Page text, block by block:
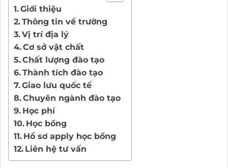
Giới thiệu
Thông tin về trường
Vị trí địa lý
Cơ sở vật chất
Chất lượng đào tạo
Thành tích đào tạo
Giao lưu quốc tế
Chuyên ngành đào tạo
Học phí
Học bổng
Hồ sơ apply học bổng
Liên hệ tư vấn